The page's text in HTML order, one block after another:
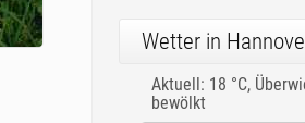
Wetter in
Aktuell: 18 °C,
bewölkt